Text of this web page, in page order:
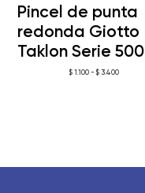
Pincel de punta
redonda Giotto
Taklon Serie 500
$1.100 - $3.400Rango